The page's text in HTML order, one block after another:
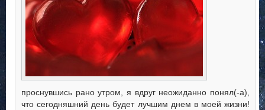
проснувшись рано утром, я вдруг неожиданно понял(-а),
что сегодняшний день будет лучшим днем в моей жизни!